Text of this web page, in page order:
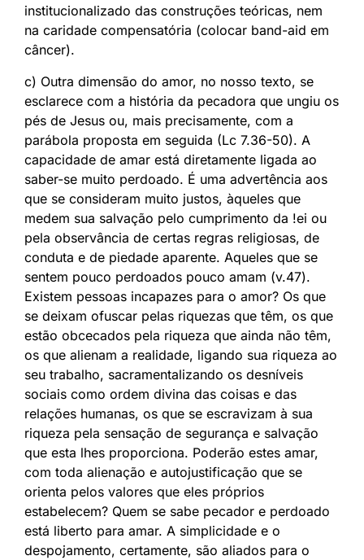
institucionalizado das construções teóricas, nem
na caridade compensatória (colocar band-aid em
câncer).
c) Outra dimensão do amor, no nosso texto, se
esclarece com a história da pecadora que ungiu os
pés de Jesus ou, mais precisamente, com a
parábola proposta em seguida (Lc 7.36-50). A
capacidade de amar está diretamente ligada ao
saber-se muito perdoado. É uma advertência aos
que se consideram muito justos, àqueles que
medem sua salvação pelo cumprimento da !ei ou
pela observância de certas regras religiosas, de
conduta e de piedade aparente. Aqueles que se
sentem pouco perdoados pouco amam (v.47).
Existem pessoas incapazes para o amor? Os que
se deixam ofuscar pelas riquezas que têm, os que
estão obcecados pela riqueza que ainda não têm,
os que alienam a realidade, ligando sua riqueza ao
seu trabalho, sacramentalizando os desníveis
sociais como ordem divina das coisas e das
relações humanas, os que se escravizam à sua
riqueza pela sensação de segurança e salvação
que esta lhes proporciona. Poderão estes amar,
com toda alienação e autojustificação que se
orienta pelos valores que eles próprios
estabelecem? Quem se sabe pecador e perdoado
está liberto para amar. A simplicidade e o
despojamento, certamente, são aliados para o